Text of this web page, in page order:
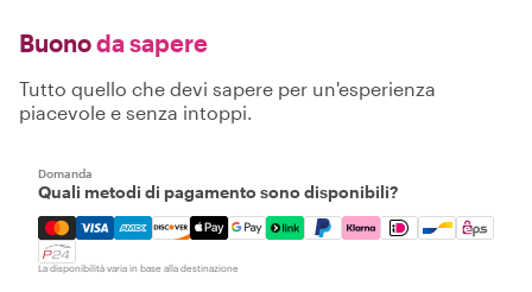
Buonoda sapere
Tutto quello che devi sapere per un'esperienza
piacevole e senza intoppi.
Domanda
Quali metodi di pagamento sono disponibili?
Mastercard, Visa, Amex, Discover, Apple Pay, Google
La disponibilità varia in base alla destinazione